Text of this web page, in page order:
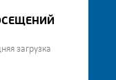
загрузка